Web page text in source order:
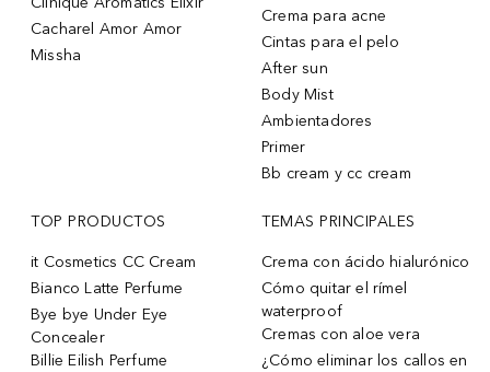
Cacharel Amor Amor
Missha
Crema para acne
Cintas para el pelo
After sun
Body Mist
Ambientadores
Primer
Bb cream y cc cream
TOP PRODUCTOS
it Cosmetics CC Cream
Bianco Latte Perfume
Bye bye Under Eye
Concealer
Billie Eilish Perfume
TEMAS PRINCIPALES
Crema con ácido hialurónico
Cómo quitar el rímel
waterproof
Cremas con aloe vera
¿Cómo eliminar los callos en